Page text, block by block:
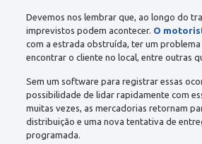
Devemos nos lembrar que, ao longo do
imprevistos podem acontecer. O
com a estrada obstruída, ter um problema
encontrar o cliente no local, entre outras
Sem um software para registrar essas
possibilidade de lidar rapidamente com
muitas vezes, as mercadorias retornam
distribuição e uma nova tentativa de
programada.